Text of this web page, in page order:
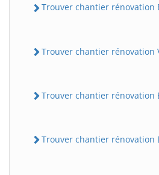
Trouver chantier rénovation
Trouver chantier rénovation
Trouver chantier rénovation
Trouver chantier rénovation